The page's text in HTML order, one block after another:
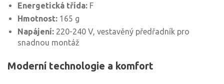
Energetická třída: F
Hmotnost: 165 g
Napájení: 220-240 V, vestavěný předřadník pro
snadnou montáž
Moderní technologie a komfort